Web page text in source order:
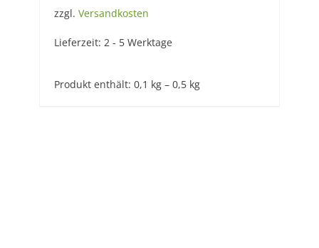
zzgl. Versandkosten
Lieferzeit: 2 - 5 Werktage
Produkt enthält: 0,1 kg – 0,5 kg